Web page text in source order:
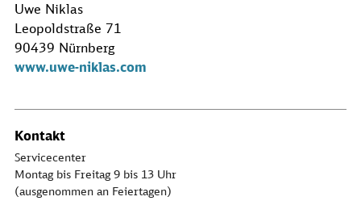
Uwe Niklas
Leopoldstraße 71
90439 Nürnberg
www.uwe-niklas.com
Kontakt
Servicecenter
Montag bis Freitag 9 bis 13 Uhr
(ausgenommen an Feiertagen)